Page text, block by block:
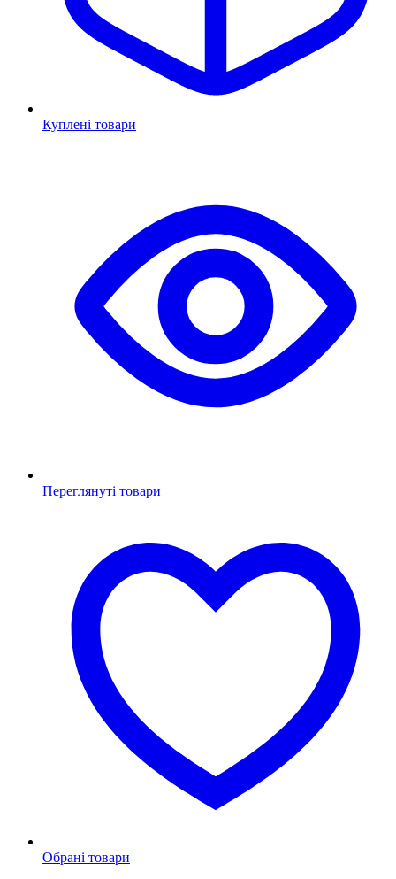
Куплені товари
Переглянуті товари
Обрані товари